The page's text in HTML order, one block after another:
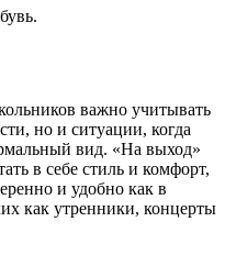
важно учитывать
но и ситуации, когда
вид. «На выход»
в себе стиль и комфорт,
и удобно как в
как утренники, концерты